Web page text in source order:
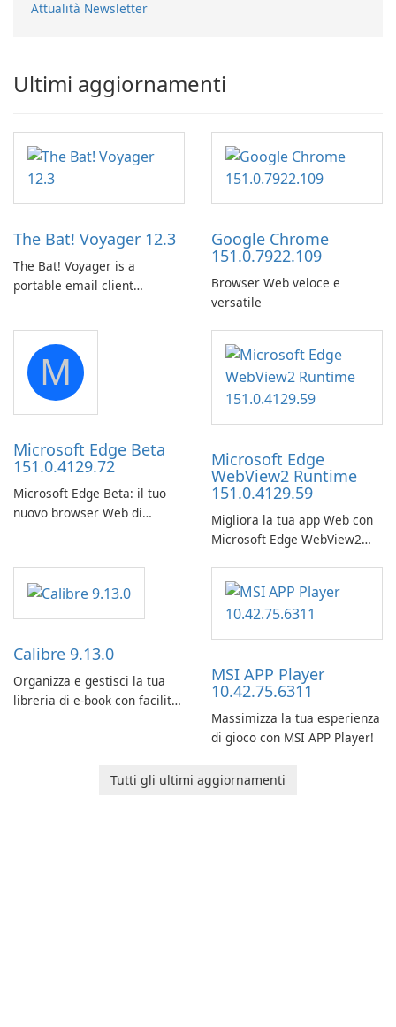
Attualità Newsletter
Ultimi aggiornamenti
The Bat! Voyager 12.3
The Bat! Voyager is a
portable email client
portable media on any
computer running Microsoft
Windows.
Google Chrome
151.0.7922.109
Browser Web veloce e
versatile
M
Microsoft Edge Beta
151.0.4129.72
Microsoft Edge Beta: il tuo
nuovo browser Web di
Microsoft Edge
WebView2 Runtime
151.0.4129.59
Migliora la tua app Web con
Microsoft Edge WebView2
Calibre 9.13.0
Organizza e gestisci la tua
libreria di e-book con facilità
MSI APP Player
10.42.75.6311
Massimizza la tua esperienza
di gioco con MSI APP Player!
Tutti gli ultimi aggiornamenti